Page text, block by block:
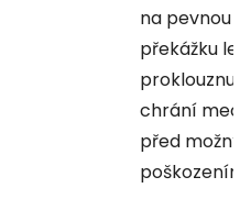
na pevnou
překážku
chrání
před
poškozením.